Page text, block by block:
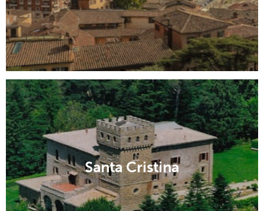
Santa Cristina